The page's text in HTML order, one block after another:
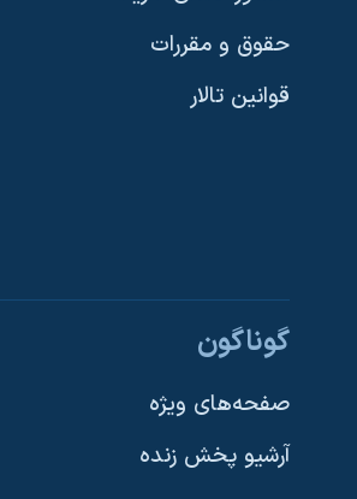
دنبال کنید
زبانهای مختلف
حقوق و مقررات
قوانین تالار
گوناگون
صفحه‌های ویژه
آرشیو پخش زنده